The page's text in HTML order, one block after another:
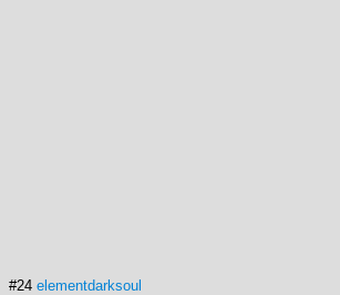
#24 elementdarksoul